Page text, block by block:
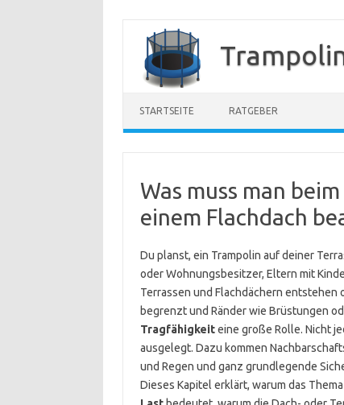
Inhalt
springen
STARTSEITE RATGEBER
Was muss man
einem Flachdach
Du planst, ein Trampolin auf deiner
oder Wohnungsbesitzer, Eltern mit
Terrassen und Flachdächern
begrenzt und Ränder wie Brüstungen
Tragfähigkeiteine große Rolle. Nicht
ausgelegt. Dazu kommen
und Regen und ganz grundlegende
Dieses Kapitel erklärt, warum das